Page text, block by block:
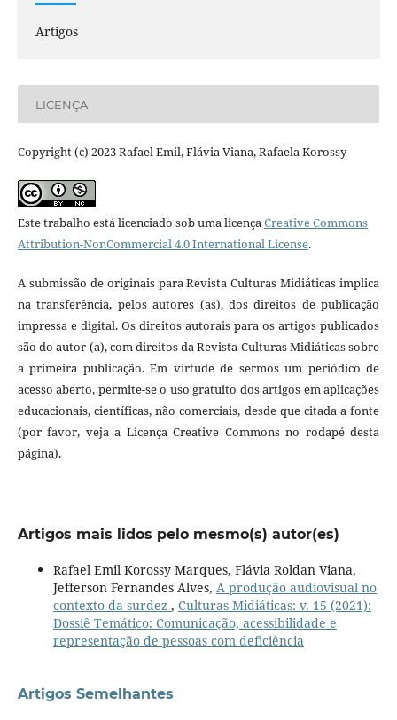
Artigos
LICENÇA
Copyright (c) 2023 Rafael Emil, Flávia Viana, Rafaela Korossy
Este trabalho está licenciado sob uma licençaCreative Commons
Attribution-NonCommercial 4.0 International License.
A submissão de originais para Revista Culturas Midiáticas implica
na transferência, pelos autores (as), dos direitos de publicação
impressa e digital. Os direitos autorais para os artigos publicados
são do autor (a), com direitos da Revista Culturas Midiáticas sobre
a primeira publicação. Em virtude de sermos um periódico de
acesso aberto, permite-se o uso gratuito dos artigos em aplicações
educacionais, científicas, não comerciais, desde que citada a fonte
(por favor, veja a Licença Creative Commons no rodapé desta
página).
Artigos mais lidos pelo mesmo(s) autor(es)
Rafael Emil Korossy Marques, Flávia Roldan Viana,
Jefferson Fernandes Alves, A produção audiovisual no
contexto da surdez , Culturas Midiáticas: v. 15 (2021):
Dossiê Temático: Comunicação, acessibilidade e
representação de pessoas com deficiência
Artigos Semelhantes